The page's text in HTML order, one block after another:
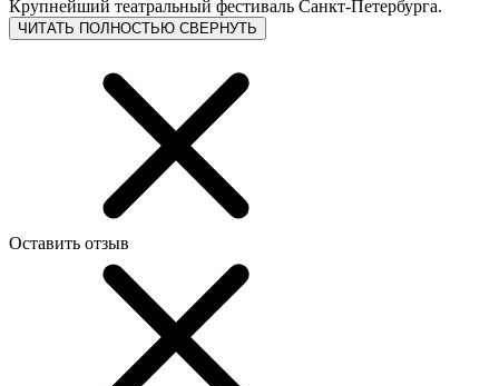
Крупнейший театральный фестиваль Санкт-Петербурга.
ЧИТАТЬ ПОЛНОСТЬЮ СВЕРНУТЬ
Оставить отзыв